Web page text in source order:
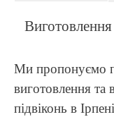
Виготовлення
Ми пропонуємо
виготовлення та
підвіконь в